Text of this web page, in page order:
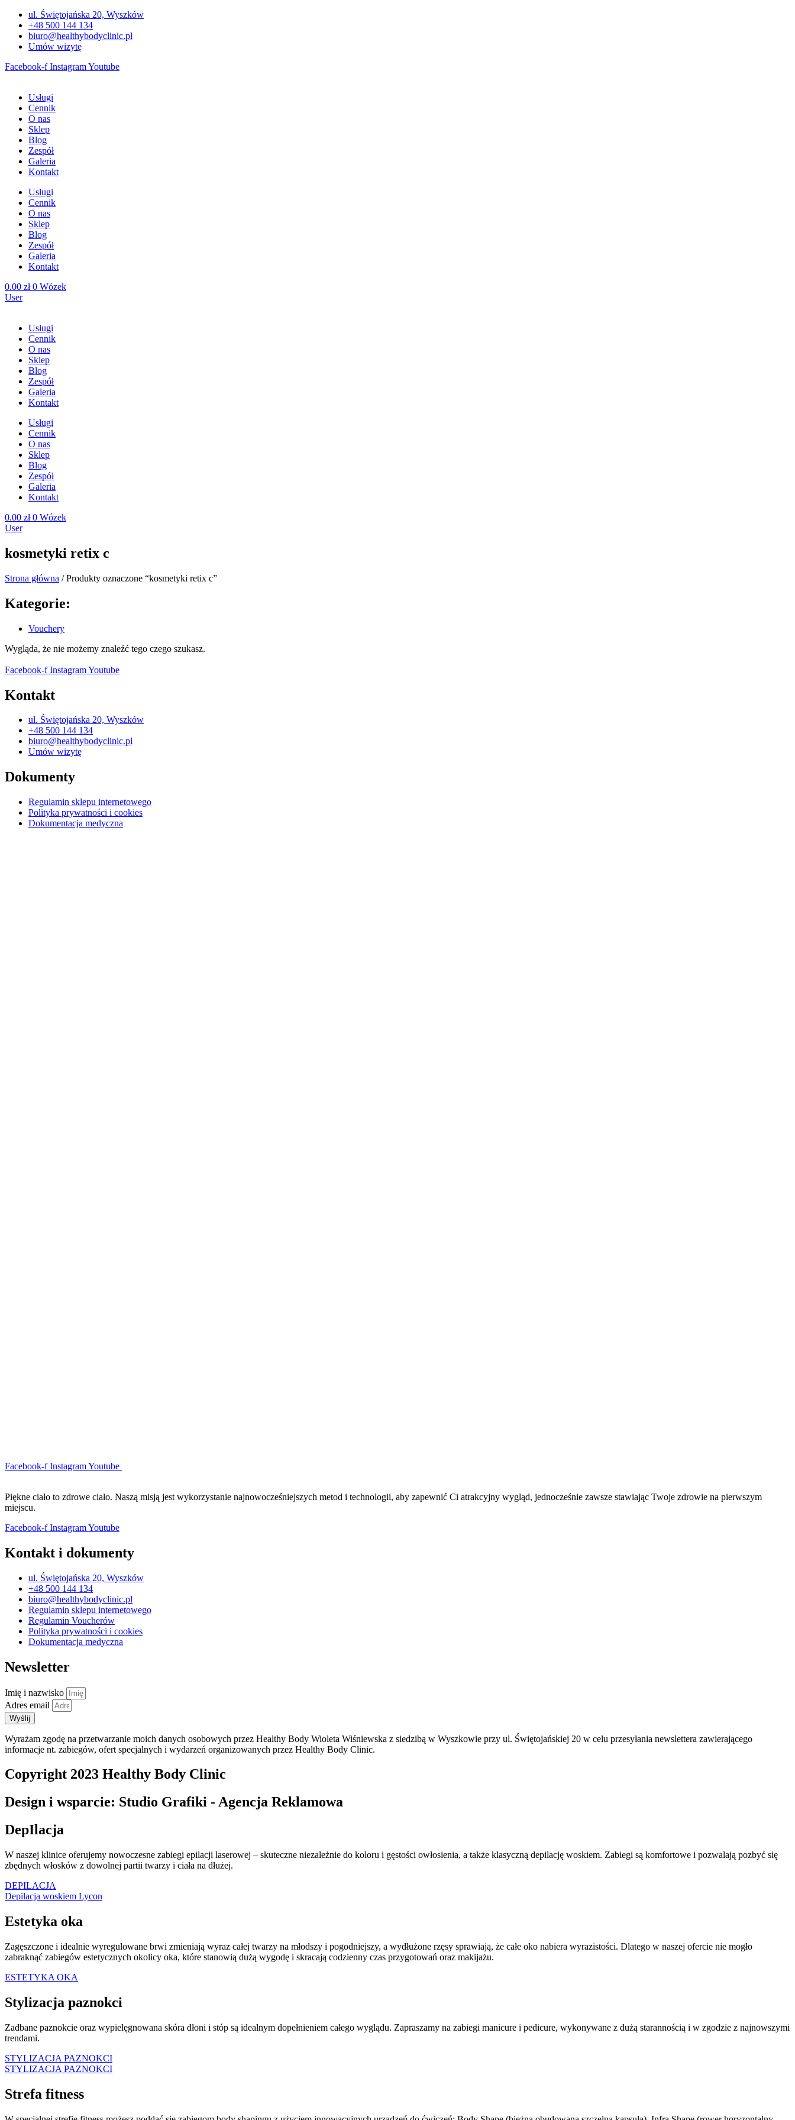
Przejdź
treści
ul. Świętojańska 20, Wyszków
+48 500 144 134
biuro@healthybodyclinic.pl
Umów wizytę
Facebook-f InstagramYoutube
Usługi
Cennik
O nas
Sklep
Blog
Zespół
Galeria
Kontakt
Usługi
Cennik
O nas
Sklep
Blog
Zespół
Galeria
Kontakt
0.00 zł 0 Wózek
User
Usługi
Cennik
O nas
Sklep
Blog
Zespół
Galeria
Kontakt
Usługi
Cennik
O nas
Sklep
Blog
Zespół
Galeria
Kontakt
0.00 zł 0 Wózek
User
kosmetyki retix c
Strona główna / Produkty oznaczone “kosmetyki retix c”
Kategorie:
Vouchery
Wygląda, że nie możemy znaleźć tego czego szukasz.
Facebook-f InstagramYoutube
Kontakt
ul. Świętojańska 20, Wyszków
+48 500 144 134
biuro@healthybodyclinic.pl
Umów wizytę
Dokumenty
Regulamin sklepu internetowego
Polityka prywatności i cookies
Dokumentacja medyczna
Facebook-f InstagramYoutube
Piękne ciało to zdrowe ciało. Naszą misją jest wykorzystanie najnowocześniejszych metod i technologii, aby zapewnić Ci atrakcyjny wygląd, jednocześnie zawsze stawiając Twoje zdrowie na pierwszym
miejscu.
Facebook-f InstagramYoutube
Kontakt i dokumenty
ul. Świętojańska 20, Wyszków
+48 500 144 134
biuro@healthybodyclinic.pl
Regulamin sklepu internetowego
Regulamin Voucherów
Polityka prywatności i cookies
Dokumentacja medyczna
Newsletter
Imię i nazwisko
Adres email
Wyślij
Wyrażam zgodę na przetwarzanie moich danych osobowych przez Healthy Body Wioleta Wiśniewska z siedzibą w Wyszkowie przy ul. Świętojańskiej 20 w celu przesyłania newslettera zawierającego
informacje nt. zabiegów, ofert specjalnych i wydarzeń organizowanych przez Healthy Body Clinic.
Copyright 2023 Healthy Body Clinic
Design i wsparcie: Studio Grafiki - Agencja Reklamowa
DepIlacja
W naszej klinice oferujemy nowoczesne zabiegi epilacji laserowej – skuteczne niezależnie do koloru i gęstości owłosienia, a także klasyczną depilację woskiem. Zabiegi są komfortowe i pozwalają pozbyć się
zbędnych włosków z dowolnej partii twarzy i ciała na dłużej.
DEPILACJA
Depilacja woskiem Lycon
Estetyka oka
Zagęszczone i idealnie wyregulowane brwi zmieniają wyraz całej twarzy na młodszy i pogodniejszy, a wydłużone rzęsy sprawiają, że całe oko nabiera wyrazistości. Dlatego w naszej ofercie nie mogło
zabraknąć zabiegów estetycznych okolicy oka, które stanowią dużą wygodę i skracają codzienny czas przygotowań oraz makijażu.
ESTETYKA OKA
Stylizacja paznokci
Zadbane paznokcie oraz wypielęgnowana skóra dłoni i stóp są idealnym dopełnieniem całego wyglądu. Zapraszamy na zabiegi manicure i pedicure, wykonywane z dużą starannością i w zgodzie z najnowszymi
trendami.
STYLIZACJA PAZNOKCI
STYLIZACJA PAZNOKCI
Strefa fitness